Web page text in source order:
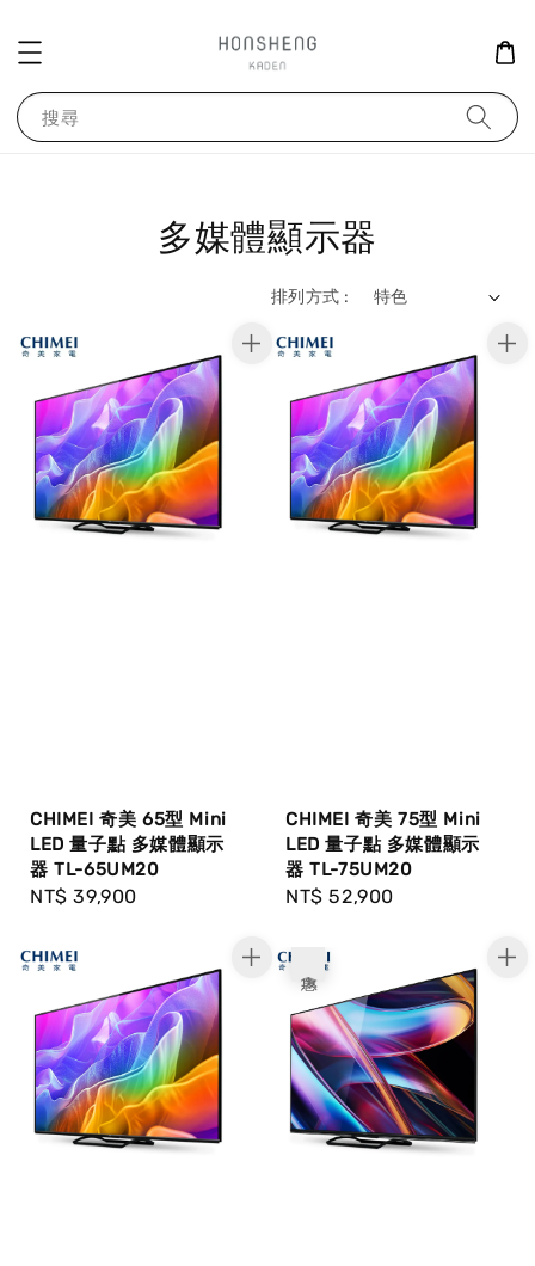
搜尋
多媒體顯示器
排列方式 :
CHIMEI 奇美 65型 Mini
LED 量子點 多媒體顯示
器 TL-65UM20
Regular
NT$ 39,900
CHIMEI 奇美 75型 Mini
LED 量子點 多媒體顯示
器 TL-75UM20
Regular
NT$ 52,900